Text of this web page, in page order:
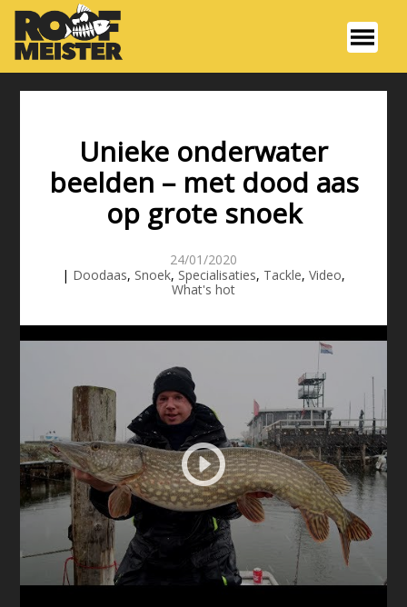
Unieke onderwater
beelden – met dood aas
op grote snoek
24/01/2020
| Doodaas, Snoek, Specialisaties, Tackle, Video,
What's hot